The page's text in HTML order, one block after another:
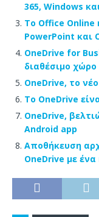
365, Windows
Το Office Online
PowerPoint και
OneDrive for
διαθέσιμο
OneDrive, το
Το OneDrive
OneDrive,
Android app
Αποθήκευση
OneDrive με ένα